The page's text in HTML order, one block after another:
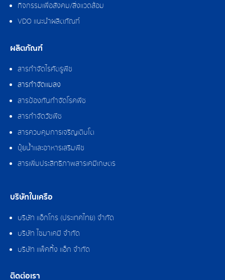
กิจกรรมเพื่อสังคม/สิ่งแวดล้อม
VDO แนะนำผลิตภัณฑ์
ผลิตภัณฑ์
สารกำจัดไรศัตรูพืช
สารกำจัดแมลง
สารป้องกันกำจัดโรคพืช
สารกำจัดวัชพืช
สารควบคุมการเจริญเติบโต
ปุ๋ยน้ำและอาหารเสริมพืช
สารเพิ่มประสิทธิภาพสารเคมีเกษตร
บริษัทในเครือ
บริษัท แอ็กโกร (ประเทศไทย) จำกัด
บริษัท ไซมาเคมี จำกัด
บริษัท แพ็คกิ้ง แอ็ก จำกัด
ติดต่อเรา